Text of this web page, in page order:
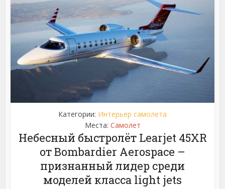
Категории: Интерьер самолета
Места: Самолет
Небесный быстролёт Learjet 45XR
от Bombardier Aerospace –
признанный лидер среди
моделей класса light jets